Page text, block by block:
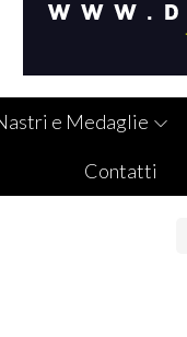
e Medaglie
Contatti